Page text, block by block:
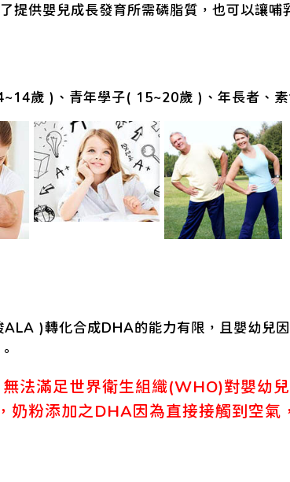
供嬰兒成長發育所需磷脂質，也可以讓哺
歲 )、青年學子( 15~20歲 )、年長者、
)轉化合成DHA的能力有限，且嬰幼兒
法滿足世界衛生組織(WHO)對嬰幼
粉添加之DHA因為直接接觸到空氣